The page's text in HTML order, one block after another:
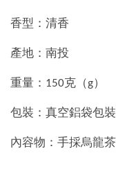
香型：清香
產地：南投
重量：150克（g）
包裝：真空鋁袋包裝
內容物：手採烏龍茶